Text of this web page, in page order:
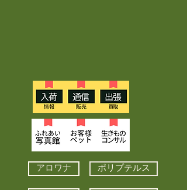
アロワナ ポリプテルス